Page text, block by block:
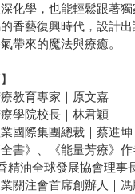
化學，也能輕鬆跟著獨
香藝復興時代，設計
帶來的魔法與療癒。
教育專家｜原文嘉
學院校長｜林君穎
國際集團總裁｜蔡進坤
全書》、《能量芳療》
精油全球發展協會理事
關注會首席創辦人｜馮